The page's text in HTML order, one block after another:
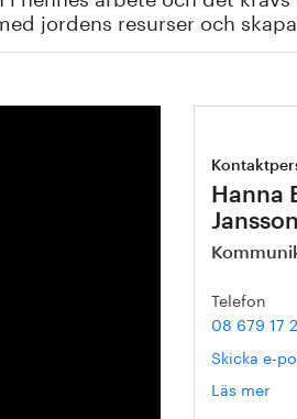
jordens resurser och
Hanna
Jansson
Telefon
08 679 17
Skicka e-
Läs mer